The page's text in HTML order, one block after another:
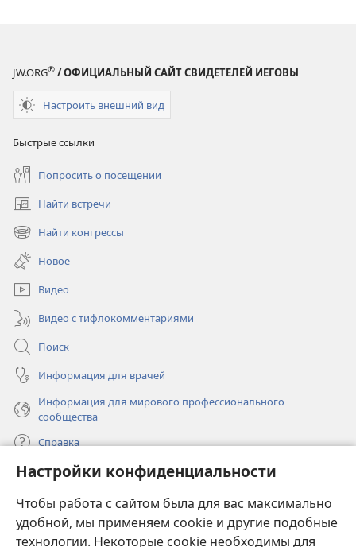
Настройки конфиденциальности
Чтобы работа с сайтом была для вас максимально
удобной, мы применяем cookie и другие подобные
технологии. Некоторые cookie необходимы для
JW.ORG® / ОФИЦИАЛЬНЫЙ САЙТ СВИДЕТЕЛЕЙ ИЕГОВЫ
Настроить внешний вид
Быстрые ссылки
Попросить о посещении
Найти встречи
(открывается
в
новом
окне)
Найти конгрессы
(открывается
новом
окне)
Новое
Видео
Видео с тифлокомментариями
Поиск
Информация для врачей
Информация для мирового профессионального
сообщества
Справка
Пожертвования
в
новом
окне)
ОНЛАЙН-БИБЛИОТЕКА Сторожевой башни
(открывается